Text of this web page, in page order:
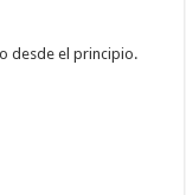
desde el principio.